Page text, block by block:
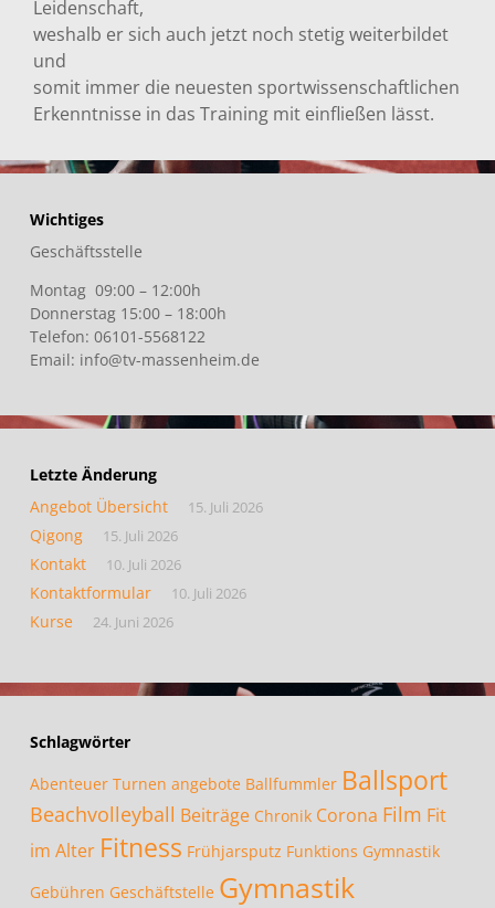
Leidenschaft,
weshalb er sich auch jetzt noch stetig weiterbildet
und
somit immer die neuesten sportwissenschaftlichen
Erkenntnisse in das Training mit einfließen lässt.
Wichtiges
Geschäftsstelle
Montag 09:00 – 12:00h
Donnerstag 15:00 – 18:00h
Telefon: 06101-5568122
Email: info@tv-massenheim.de
Letzte Änderung
Angebot Übersicht
15. Juli 2026
Qigong 15. Juli 2026
Kontakt 10. Juli 2026
Kontaktformular 10. Juli 2026
Kurse 24. Juni 2026
Schlagwörter
Abenteuer Turnen angebote Ballfummler Ballsport
Beachvolleyball Beiträge Chronik Corona Film Fit
im Alter Fitness Frühjarsputz Funktions Gymnastik
Gebühren Geschäftstelle Gymnastik